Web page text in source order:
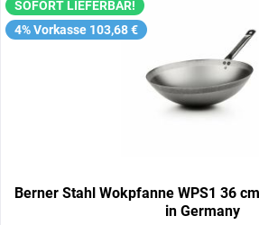
SOFORT LIEFERBAR!
4% Vorkasse 103,68 €
Berner Stahl Wokpfanne WPS1 36
in Germany